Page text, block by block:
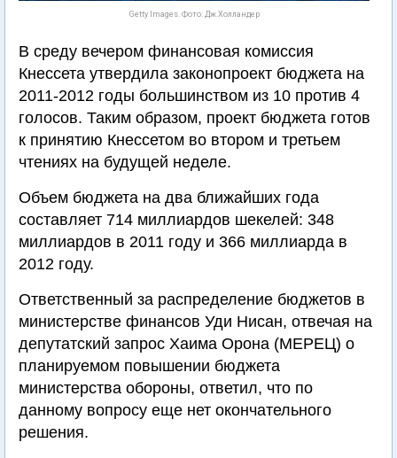
Getty Images. Фото: Дж.Холландер
В среду вечером финансовая комиссия
Кнессета утвердила законопроект бюджета на
2011-2012 годы большинством из 10 против 4
голосов. Таким образом, проект бюджета готов
к принятию Кнессетом во втором и третьем
чтениях на будущей неделе.
Объем бюджета на два ближайших года
составляет 714 миллиардов шекелей: 348
миллиардов в 2011 году и 366 миллиарда в
2012 году.
Ответственный за распределение бюджетов в
министерстве финансов Уди Нисан, отвечая на
депутатский запрос Хаима Орона (МЕРЕЦ) о
планируемом повышении бюджета
министерства обороны, ответил, что по
данному вопросу еще нет окончательного
решения.